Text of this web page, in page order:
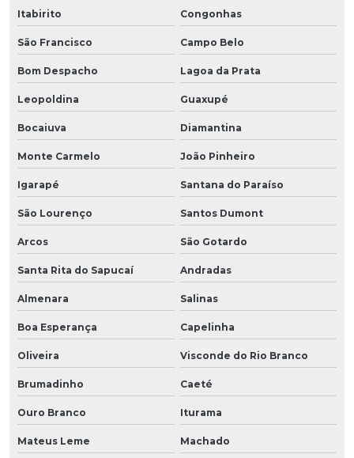
Itabirito Congonhas
São Francisco Campo Belo
Bom Despacho Lagoa da Prata
Leopoldina Guaxupé
Bocaiuva Diamantina
Monte Carmelo João Pinheiro
Igarapé Santana do Paraíso
São Lourenço Santos Dumont
Arcos São Gotardo
Santa Rita do Sapucaí Andradas
Almenara Salinas
Boa Esperança Capelinha
Oliveira Visconde do Rio Branco
Brumadinho Caeté
Ouro Branco Iturama
Mateus Leme Machado